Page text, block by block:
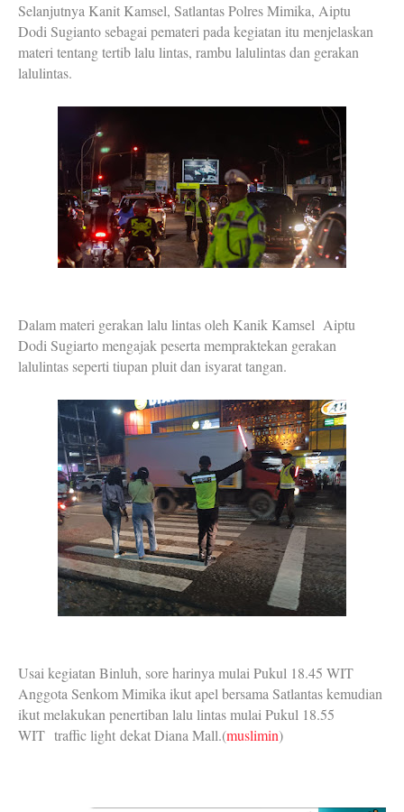
Selanjutnya Kanit Kamsel, Satlantas Polres Mimika, Aiptu
Dodi Sugianto sebagai pemateri pada kegiatan itu menjelaskan
materi tentang tertib lalu lintas, rambu lalulintas dan gerakan
lalulintas.
Dalam materi gerakan lalu lintas oleh Kanik Kamsel Aiptu
Dodi Sugiarto mengajak peserta mempraktekan gerakan
lalulintas seperti tiupan pluit dan isyarat tangan.
Usai kegiatan Binluh, sore harinya mulai Pukul 18.45 WIT
Anggota Senkom Mimika ikut apel bersama Satlantas kemudian
ikut melakukan penertiban lalu lintas mulai Pukul 18.55
WIT traffic light dekat Diana Mall.(muslimin)